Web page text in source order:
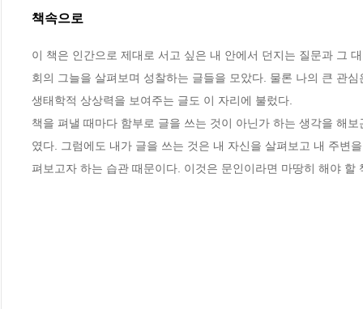
책속으로
이 책은 인간으로 제대로 서고 싶은 내 안에서 던지는 질문과 그
회의 그늘을 살펴보며 성찰하는 글들을 모았다. 물론 나의 큰 관심
생태학적 상상력을 보여주는 글도 이 자리에 불렀다.
책을 펴낼 때마다 함부로 글을 쓰는 것이 아닌가 하는 생각을 해
였다. 그럼에도 내가 글을 쓰는 것은 내 자신을 살펴보고 내 주변
펴보고자 하는 습관 때문이다. 이것은 문인이라면 마땅히 해야